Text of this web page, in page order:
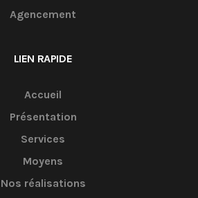
Agencement
LIEN RAPIDE
Accueil
Présentation
Services
Moyens
Nos réalisations